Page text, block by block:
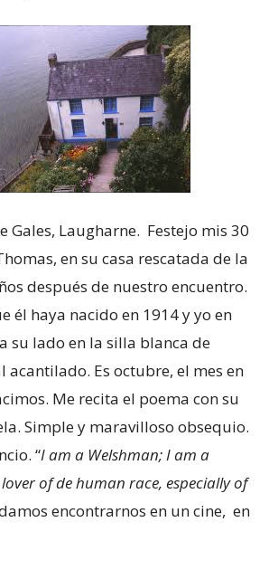
Gales, Laugharne. Festejo mis 30
en su casa rescatada de la
después de nuestro encuentro.
él haya nacido en 1914 y yo en
su lado en la silla blanca de
acantilado. Es octubre, el mes en
Me recita el poema con su
Simple y maravilloso obsequio.
“I am a Welshman; I am a
of de human race, especially of
encontrarnos en un cine, en